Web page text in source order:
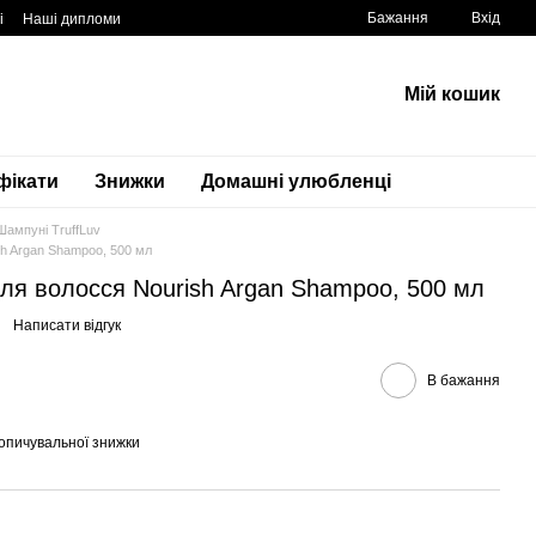
Наші дипломи Бажання Вхід
Мій кошик
Знижки Домашні улюбленці
TruffLuv
Argan Shampoo, 500 мл
волосся Nourish Argan Shampoo, 500 мл
Написати відгук
В бажання
знижки